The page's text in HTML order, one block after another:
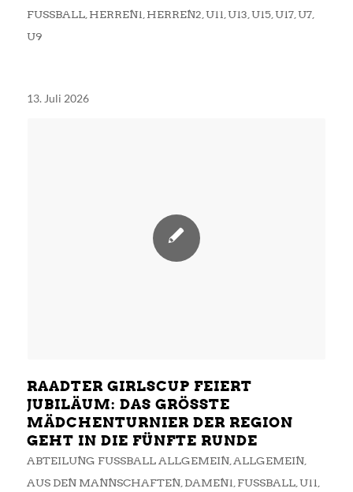
FUSSBALL ,HERREN1,HERREN2,U11,U13,U15,U17,U7,
U9
13. Juli 2026
RAADTER GIRLSCUP FEIERT
JUBILÄUM: DAS GRÖSSTE M
ÄDCHENTURNIER DER REGION G
EHT IN DIE FÜNFTE RUNDE
ABTEILUNG FUSSBALL ALLGEMEIN ,ALLGEMEIN,
AUS DEN MANNSCHAFTEN,DAMEN1,FUSSBALL ,U11,